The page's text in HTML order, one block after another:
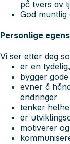
på tvers av
God
Personlige
Vi ser etter deg
er en
bygger
evner å
endringer
tenker
er
motiverer